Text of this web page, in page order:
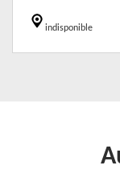
indisponible